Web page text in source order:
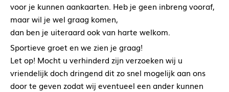
voor je kunnen aankaarten. Heb je geen inbreng vooraf,
maar wil je wel graag komen,
dan ben je uiteraard ook van harte welkom.
Sportieve groet en we zien je graag!
Let op! Mocht u verhinderd zijn verzoeken wij u
vriendelijk doch dringend dit zo snel mogelijk aan ons
door te geven zodat wij eventueel een ander kunnen